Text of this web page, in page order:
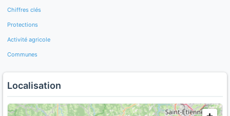
Chiffres clés
Protections
Activité agricole
Communes
Localisation